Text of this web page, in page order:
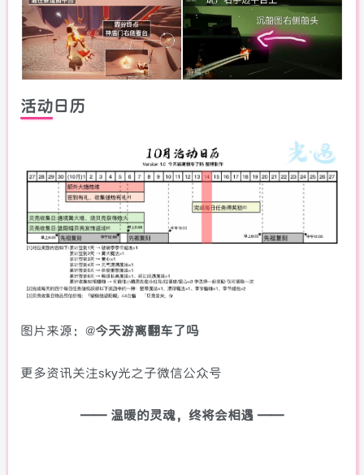
活动日历
图片来源：@今天游离翻车了吗
更多资讯关注sky光之子微信公众号
—— 温暖的灵魂，终将会相遇 ——